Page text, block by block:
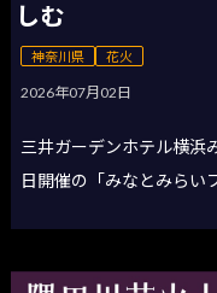
しむ
神奈川県 花火
2026年07月02日
三井ガーデンホテル横浜
日開催の「みなとみらい